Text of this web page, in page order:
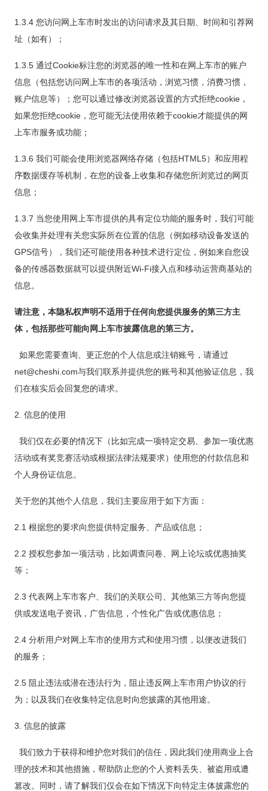
1.3.4 您访问网上车市时发出的访问请求及其日期、时间和引荐网
址（如有）；
1.3.5 通过Cookie标注您的浏览器的唯一性和在网上车市的账户
信息（包括您访问网上车市的各项活动，浏览习惯，消费习惯，
账户信息等）；您可以通过修改浏览器设置的方式拒绝cookie，
如果您拒绝cookie，您可能无法使用依赖于cookie才能提供的网
上车市服务或功能；
1.3.6 我们可能会使用浏览器网络存储（包括HTML5）和应用程
序数据缓存等机制，在您的设备上收集和存储您所浏览过的网页
信息；
1.3.7 当您使用网上车市提供的具有定位功能的服务时，我们可能
会收集并处理有关您实际所在位置的信息（例如移动设备发送的
GPS信号），我们还可能使用各种技术进行定位，例如来自您设
备的传感器数据就可以提供附近Wi-Fi接入点和移动运营商基站的
信息。
请注意，本隐私权声明不适用于任何向您提供服务的第三方主
体，包括那些可能向网上车市披露信息的第三方。
如果您需要查询、更正您的个人信息或注销账号，请通过
net@cheshi.com与我们联系并提供您的账号和其他验证信息，我
们在核实后会回复您的请求。
2. 信息的使用
我们仅在必要的情况下（比如完成一项特定交易、参加一项优惠
活动或有奖竞赛活动或根据法律法规要求）使用您的付款信息和
个人身份证信息。
关于您的其他个人信息，我们主要应用于如下方面：
2.1 根据您的要求向您提供特定服务、产品或信息；
2.2 授权您参加一项活动，比如调查问卷、网上论坛或优惠抽奖
等；
2.3 代表网上车市客户、我们的关联公司、其他第三方等向您提
供或发送电子资讯，广告信息，个性化广告或优惠信息；
2.4 分析用户对网上车市的使用方式和使用习惯，以便改进我们
的服务；
2.5 阻止违法或潜在违法行为，阻止违反网上车市用户协议的行
为；以及我们在收集特定信息时向您披露的其他用途。
3. 信息的披露
我们致力于获得和维护您对我们的信任，因此我们使用商业上合
理的技术和其他措施，帮助防止您的个人资料丢失、被盗用或遭
篡改。同时，请了解我们仅会在如下情况下向特定主体披露您的